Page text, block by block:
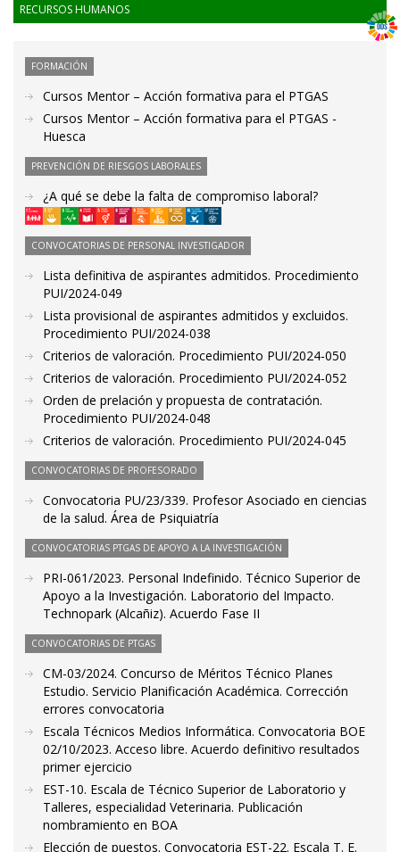
RECURSOS HUMANOS
FORMACIÓN
Cursos Mentor – Acción formativa para el PTGAS
Cursos Mentor – Acción formativa para el PTGAS -
Huesca
PREVENCIÓN DE RIESGOS LABORALES
¿A qué se debe la falta de compromiso laboral?
CONVOCATORIAS DE PERSONAL INVESTIGADOR
Lista definitiva de aspirantes admitidos. Procedimiento
PUI/2024-049
Lista provisional de aspirantes admitidos y excluidos.
Procedimiento PUI/2024-038
Criterios de valoración. Procedimiento PUI/2024-050
Criterios de valoración. Procedimiento PUI/2024-052
Orden de prelación y propuesta de contratación.
Procedimiento PUI/2024-048
Criterios de valoración. Procedimiento PUI/2024-045
CONVOCATORIAS DE PROFESORADO
Convocatoria PU/23/339. Profesor Asociado en ciencias
de la salud. Área de Psiquiatría
CONVOCATORIAS PTGAS DE APOYO A LA INVESTIGACIÓN
PRI-061/2023. Personal Indefinido. Técnico Superior de
Apoyo a la Investigación. Laboratorio del Impacto.
Technopark (Alcañiz). Acuerdo Fase II
CONVOCATORIAS DE PTGAS
CM-03/2024. Concurso de Méritos Técnico Planes
Estudio. Servicio Planificación Académica. Corrección
errores convocatoria
Escala Técnicos Medios Informática. Convocatoria BOE
02/10/2023. Acceso libre. Acuerdo definitivo resultados
primer ejercicio
EST-10. Escala de Técnico Superior de Laboratorio y
Talleres, especialidad Veterinaria. Publicación
nombramiento en BOA
Elección de puestos. Convocatoria EST-22. Escala T. E.